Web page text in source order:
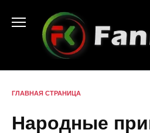
содержанию
ГЛАВНАЯ СТРАНИЦА
Народные